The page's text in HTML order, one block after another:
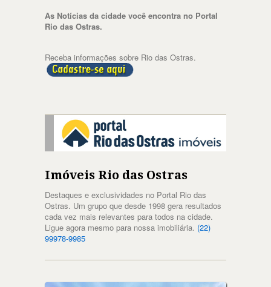
As Notícias da cidade você encontra no Portal
Rio das Ostras.
Receba informações sobre Rio das Ostras.
Imóveis Rio das Ostras
Destaques e exclusividades no Portal Rio das
Ostras. Um grupo que desde 1998 gera resultados
cada vez mais relevantes para todos na cidade.
Ligue agora mesmo para nossa imobiliária. (22)
99978-9985